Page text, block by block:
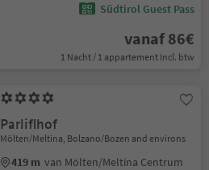
Südtirol Guest Pass
vanaf 86€
1 Nacht / 1 appartement Incl. btw
Parliflhof
Mölten/Meltina, Bolzano/Bozen and environs
419 m van Mölten/Meltina Centrum